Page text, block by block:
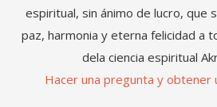
espiritual, sin ánimo de lucro, que
paz, harmonia y eterna felicidad a
dela ciencia espiritual
Hacer una pregunta y obtener